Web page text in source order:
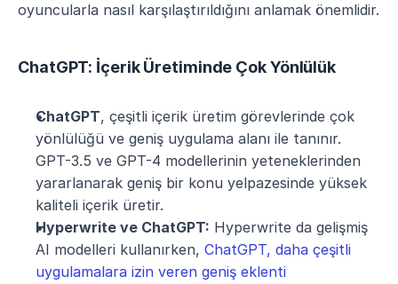
oyuncularla nasıl karşılaştırıldığını anlamak önemlidir.
ChatGPT: İçerik Üretiminde Çok Yönlülük
ChatGPT, çeşitli içerik üretim görevlerinde çok
yönlülüğü ve geniş uygulama alanı ile tanınır.
GPT-3.5 ve GPT-4 modellerinin yeteneklerinden
yararlanarak geniş bir konu yelpazesinde yüksek
kaliteli içerik üretir.
Hyperwrite ve ChatGPT: Hyperwrite da gelişmiş
AI modelleri kullanırken, ChatGPT, daha çeşitli
uygulamalara izin veren geniş eklenti